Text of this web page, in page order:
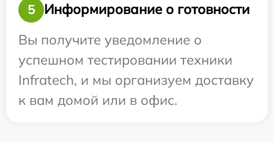
5
Информирование о готовности
Вы получите уведомление о
успешном тестировании техники
Infratech, и мы организуем доставку
к вам домой или в офис.